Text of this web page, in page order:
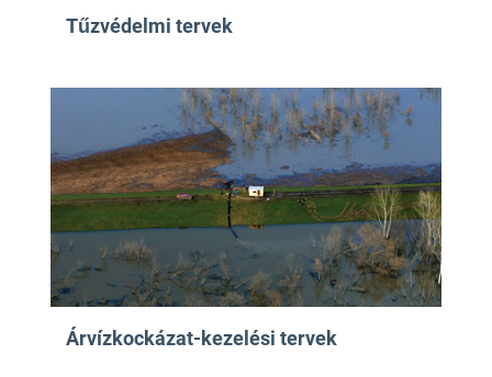
Tűzvédelmi tervek
Árvízkockázat-kezelési tervek